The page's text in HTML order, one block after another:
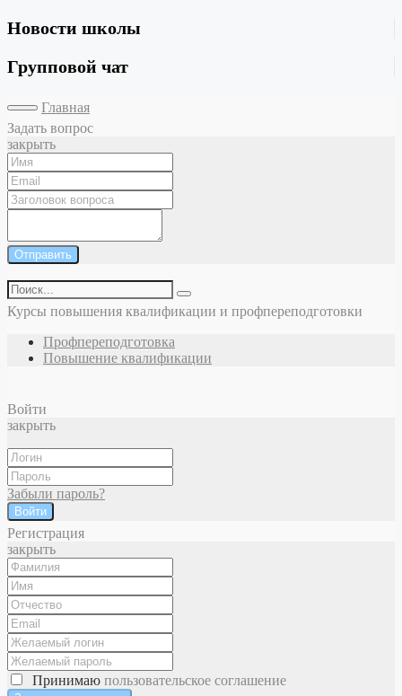
Новости школы
Групповой чат
Главная
Задать вопрос
закрыть
Отправить
Курсы повышения квалификации и профпереподготовки
Профпереподготовка
Повышение квалификации
Войти
закрыть
Забыли пароль?
Войти
Регистрация
закрыть
Принимаю пользовательское соглашение